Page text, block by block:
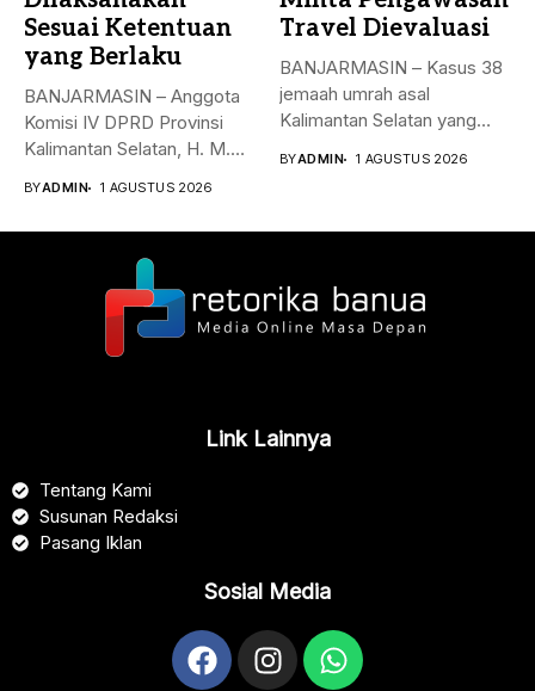
Sesuai Ketentuan
yang Berlaku
BANJARMASIN – Anggota
Komisi IV DPRD Provinsi
Kalimantan Selatan, H. M.
BYADMIN 1 AGUSTUS 2026
Travel Dievaluasi
BANJARMASIN – Kasus 38
jemaah umrah asal
Kalimantan Selatan yang
BYADMIN 1 AGUSTUS 2026
Link Lainnya
Tentang Kami
Susunan Redaksi
Pasang Iklan
Sosial Media